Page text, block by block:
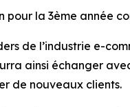
pour la 3ème année
de l’industrie e-
ainsi échanger
de nouveaux clients.